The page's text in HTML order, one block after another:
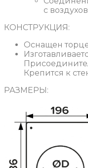
с
КОНСТРУКЦИЯ:
Оснащен
Крепится к
РАЗМЕРЫ: